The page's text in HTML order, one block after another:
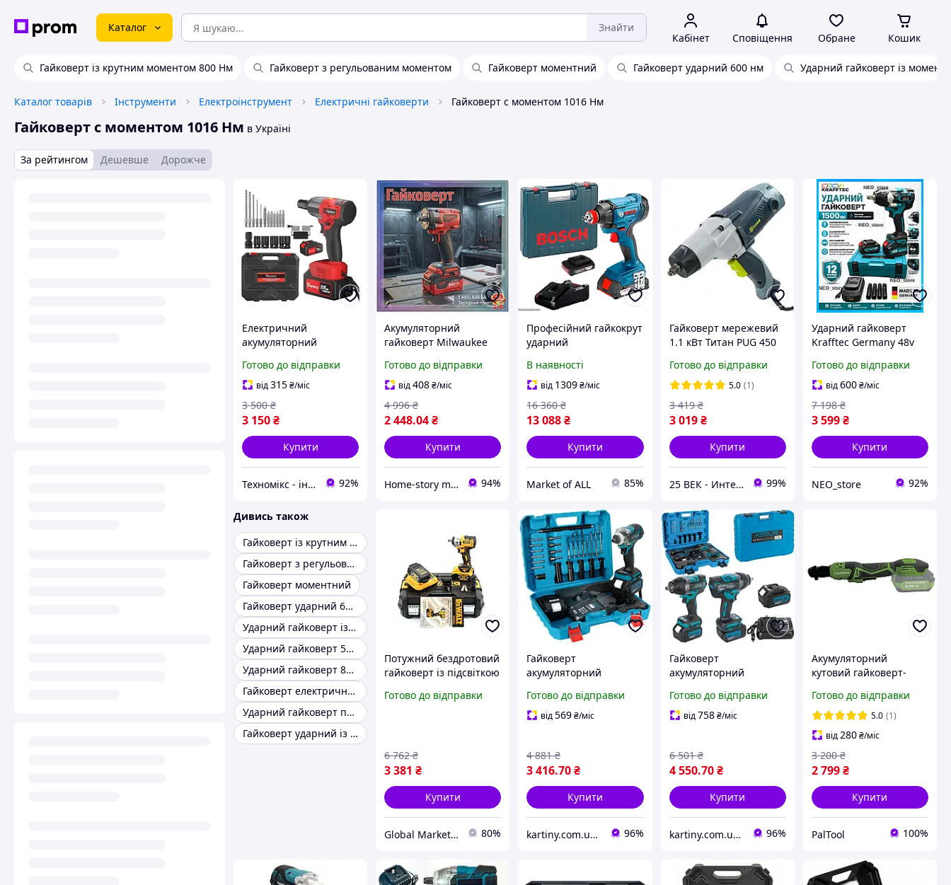
Каталог Знайти
Кабінет Сповіщення Обране Кошик
Гайковерт із крутним моментом 800 Нм Гайковерт з регульованим моментом Гайковерт моментний Гайковерт ударний 600 нм Ударний гайковерт із
Каталог товарів Інструменти Електроінструмент Електричні гайковерти Гайковерт с моментом 1016 Нм
Гайковерт с моментом 1016 Нм в Україні
За рейтингом Дешевше Дорожче
Електричний
акумуляторний
ударних гайковертів з
обертовим моментом
550 Нм, набір ударних
головок з
акумуляторним
Готово до відправки
від315₴/міс
3 150₴
3 500 ₴
Купити
Техномікс - інтернет - магазин якісної техніки, електроніки та інших товарів для дому та роботи 92%
Акумуляторний
гайковерт Milwaukee
моментом до 400 Н·м з
2 АКБ Ударний
гайковерт із зарядним
пристроєм
Готово до відправки
від408₴/міс
2 448.04₴
4 996 ₴
Купити
Home-story market 94%
Професійний гайкокрут
ударний
Professional GDX 180-LI
: з АКБ 2шт-18V 2.0Ah,
180Нм, 2800 об/хв, 3600
уд/хв
В наявності
від 1309₴/міс
13 088₴
16 360 ₴
Купити
Market of ALL 85%
Гайковерт мережевий
1.1 кВт Титан PUG 450
моментом 450 Нм
Готово до відправки
5.0 (1)
3 019 ₴
3 419 ₴
Купити
25 ВЕК - Интернет-Магазин: электрический, бензиновый, аккумуляторный инструмент и строительство. 99%
Ударний гайковерт
Krafftec Germany 48v
Безщітковий
електрогайковерт в
кейсі для СТО з
високим крутним
моментом
Готово до відправки
від600₴/міс
3 599₴
7 198 ₴
Купити
NEO_store 92%
Дивись також
Гайковерт із крутним моментом 800 Нм
Гайковерт з регульованим моментом
Гайковерт моментний
Гайковерт ударний 600 нм
Ударний гайковерт із моментом 2200 Нм
Ударний гайковерт 550 Нм
Ударний гайковерт 800 Нм
Гайковерт електричний ударний 800 нм max mxew2
Ударний гайковерт потужний для авто
Гайковерт ударний із регульованим моментом
Потужний бездротовий
гайковерт із підсвіткою
АКБ, Ручний гайковерт
Готово до відправки
3 381 ₴
6 762 ₴
Купити
Global Market UA 80%
Гайковерт
акумуляторний
крутним моментом 300
нм, 2 акумулятори
Готово до відправки
від569₴/міс
3 416.70₴
4 881 ₴
Купити
kartiny.com.ua - Картини по номерам від виробника 96%
Гайковерт
акумуляторний
крутним моментом 700
нм, 2 акумулятори
Готово до відправки
від758 ₴/міс
4 550.70 ₴
6 501 ₴
Купити
kartiny.com.ua - Картини по номерам від виробника 96%
Акумуляторний
кутовий гайковерт-
АКБ) з патроном 3/8,
крутний момент 80 Н·м
Готово до відправки
5.0 (1)
від280₴/міс
2 799₴
3 200 ₴
Купити
PalTool 100%